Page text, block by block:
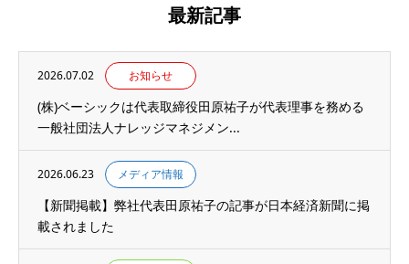
最新記事
2026.07.02 お知らせ
(株)ベーシックは代表取締役田原祐子が代表理事を務める
一般社団法人ナレッジマネジメン...
2026.06.23 メディア情報
【新聞掲載】弊社代表田原祐子の記事が日本経済新聞に掲
載されました